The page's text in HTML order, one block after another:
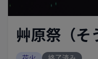
艸原祭（そ